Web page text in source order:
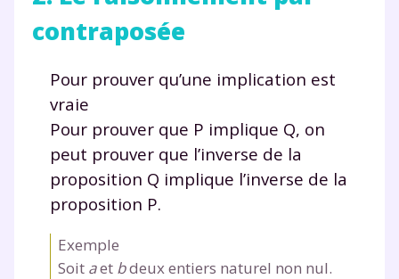
contraposée
Pour prouver qu’une implication est
vraie
Pour prouver que P implique Q, on
peut prouver que l’inverse de la
proposition Q implique l’inverse de la
proposition P.
Exemple
Soit aet bdeux entiers naturel non nul.